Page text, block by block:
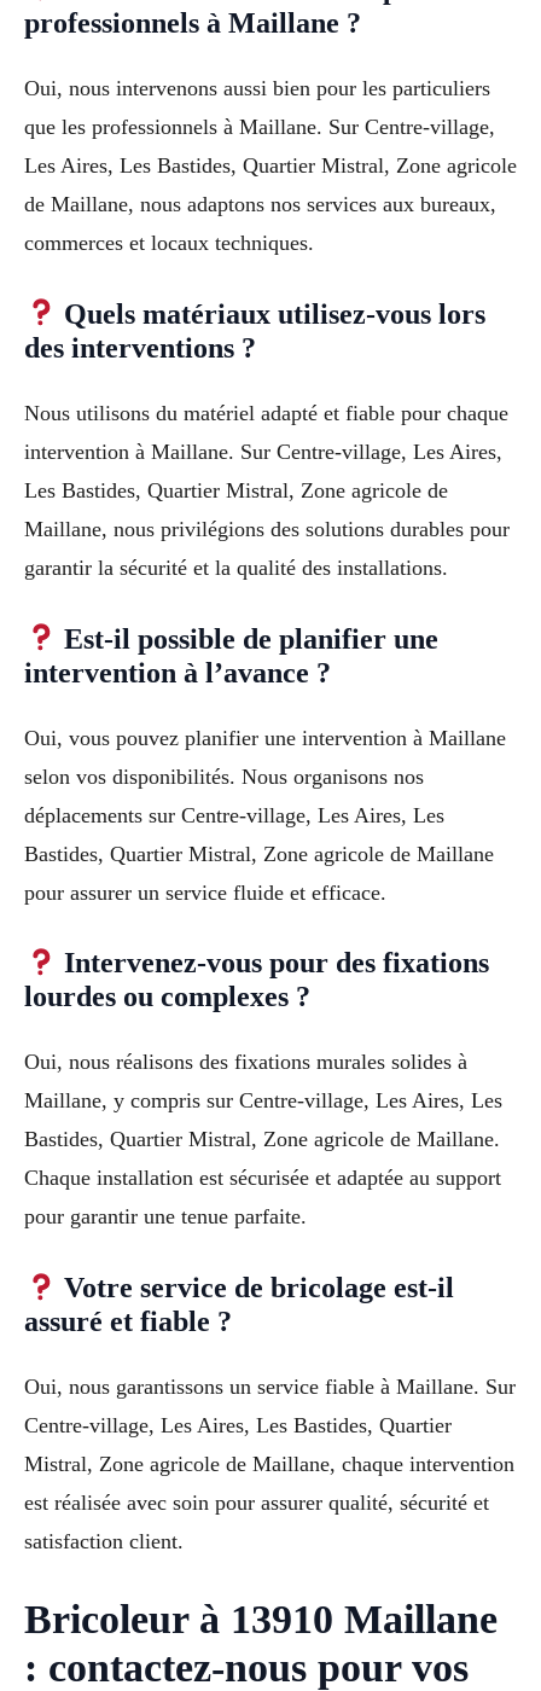
professionnels à Maillane ?
Oui, nous intervenons aussi bien pour les particuliers
que les professionnels à Maillane. Sur Centre-village,
Les Aires, Les Bastides, Quartier Mistral, Zone agricole
de Maillane, nous adaptons nos services aux bureaux,
commerces et locaux techniques.
Quels matériaux utilisez-vous lors
des interventions ?
Nous utilisons du matériel adapté et fiable pour chaque
intervention à Maillane. Sur Centre-village, Les Aires,
Les Bastides, Quartier Mistral, Zone agricole de
Maillane, nous privilégions des solutions durables pour
garantir la sécurité et la qualité des installations.
Est-il possible de planifier une
intervention à l’avance ?
Oui, vous pouvez planifier une intervention à Maillane
selon vos disponibilités. Nous organisons nos
déplacements sur Centre-village, Les Aires, Les
Bastides, Quartier Mistral, Zone agricole de Maillane
pour assurer un service fluide et efficace.
Intervenez-vous pour des fixations
lourdes ou complexes ?
Oui, nous réalisons des fixations murales solides à
Maillane, y compris sur Centre-village, Les Aires, Les
Bastides, Quartier Mistral, Zone agricole de Maillane.
Chaque installation est sécurisée et adaptée au support
pour garantir une tenue parfaite.
Votre service de bricolage est-il
assuré et fiable ?
Oui, nous garantissons un service fiable à Maillane. Sur
Centre-village, Les Aires, Les Bastides, Quartier
Mistral, Zone agricole de Maillane, chaque intervention
est réalisée avec soin pour assurer qualité, sécurité et
satisfaction client.
Bricoleur à 13910 Maillane
: contactez-nous pour vos